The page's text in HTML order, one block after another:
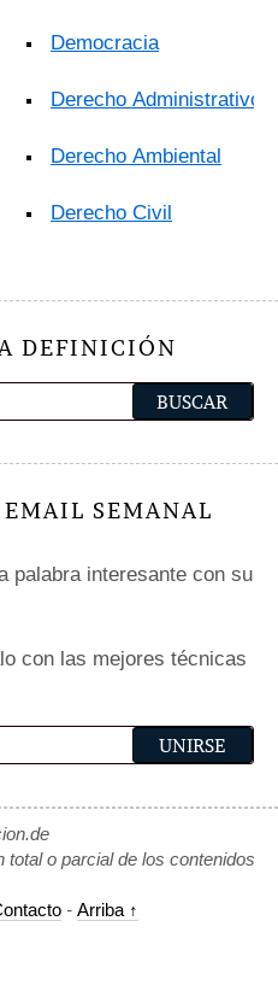
Democracia
Derecho Administrativo
Derecho Ambiental
Derecho Civil
DEFINICIÓN
EMAIL SEMANAL
palabra interesante con su
con las mejores técnicas
total o parcial de los contenidos
- Arriba ↑